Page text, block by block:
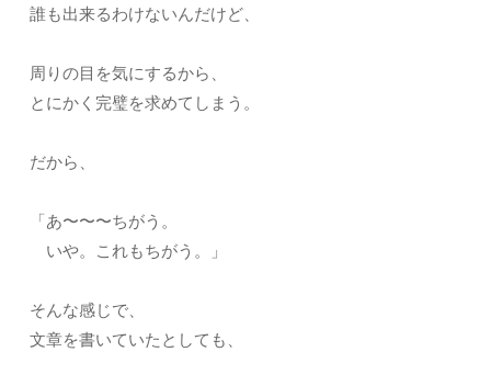
誰も出来るわけないんだけど、
周りの目を気にするから、
とにかく完璧を求めてしまう。
だから、
「あ〜〜〜ちがう。
いや。これもちがう。」
そんな感じで、
文章を書いていたとしても、